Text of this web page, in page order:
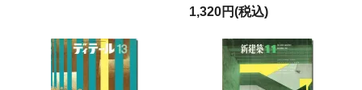
1,320円(税込)